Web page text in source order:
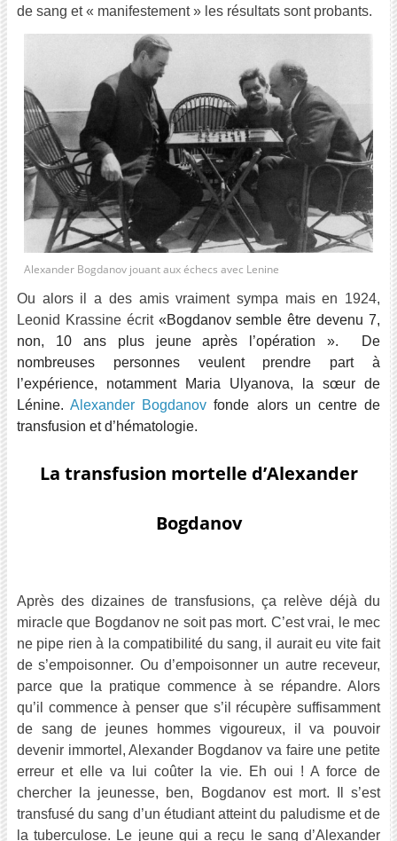
de sang et « manifestement » les résultats sont probants.
Alexander Bogdanov jouant aux échecs avec Lenine
Ou alors il a des amis vraiment sympa mais en 1924,
Leonid Krassine écrit «Bogdanov semble être devenu 7,
non, 10 ans plus jeune après l’opération ». De
nombreuses personnes veulent prendre part à
l’expérience, notamment Maria Ulyanova, la sœur de
Lénine.Alexander Bogdanov fonde alors un centre de
transfusion et d’hématologie.
La transfusion mortelle d’Alexander
Bogdanov
Après des dizaines de transfusions, ça relève déjà du
miracle que Bogdanov ne soit pas mort. C’est vrai, le mec
ne pipe rien à la compatibilité du sang, il aurait eu vite fait
de s’empoisonner. Ou d’empoisonner un autre receveur,
parce que la pratique commence à se répandre. Alors
qu’il commence à penser que s’il récupère suffisamment
de sang de jeunes hommes vigoureux, il va pouvoir
devenir immortel, Alexander Bogdanov va faire une petite
erreur et elle va lui coûter la vie. Eh oui ! A force de
chercher la jeunesse, ben, Bogdanov est mort. Il s’est
transfusé du sang d’un étudiant atteint du paludisme et de
la tuberculose. Le jeune qui a reçu le sang d’Alexander